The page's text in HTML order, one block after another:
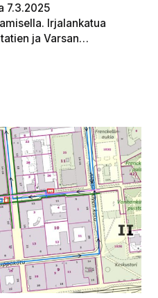
7.3.2025
Irjalankatua
ja Varsan…